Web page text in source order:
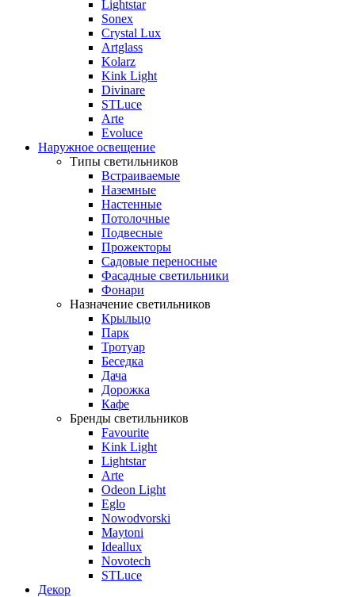
Lightstar
Sonex
Crystal Lux
Artglass
Kolarz
Kink Light
Divinare
STLuce
Arte
Evoluce
Наружное освещение
Типы светильников
Встраиваемые
Наземные
Настенные
Потолочные
Подвесные
Прожекторы
Садовые переносные
Фасадные светильники
Фонари
Назначение светильников
Крыльцо
Парк
Тротуар
Беседка
Дача
Дорожка
Кафе
Бренды светильников
Favourite
Kink Light
Lightstar
Arte
Odeon Light
Eglo
Nowodvorski
Maytoni
Ideallux
Novotech
STLuce
Декор